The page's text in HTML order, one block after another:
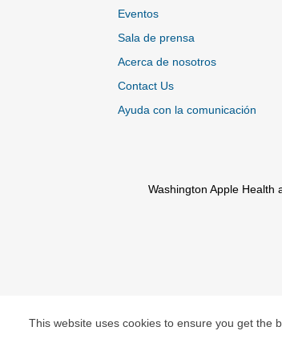
This website uses cookies to ensure you get the
Eventos
Sala de prensa
Acerca de nosotros
Contact Us
Ayuda con la comunicación
Washington Apple Health